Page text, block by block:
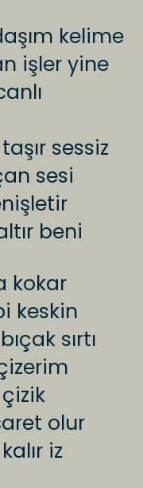
kelime
işler yine
sessiz
sesi
beni
kokar
keskin
sırtı
olur
iz